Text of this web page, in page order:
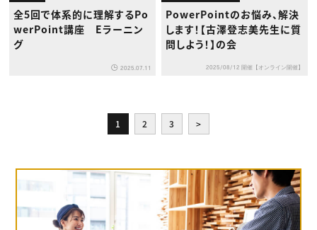
全5回で体系的に理解するPo
werPoint講座 Eラーニン
グ
2025.07.11
PowerPointのお悩み、解決
します！【古澤登志美先生に質
問しよう！】の会
2025/08/12 開催【オンライン開催】
1 2 3 >